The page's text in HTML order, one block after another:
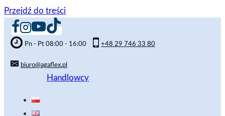
Przejdź do treści
Pn - Pt 08:00 - 16:00 +48 29 746 33 80
biuro@agaflex.pl
Handlowcy